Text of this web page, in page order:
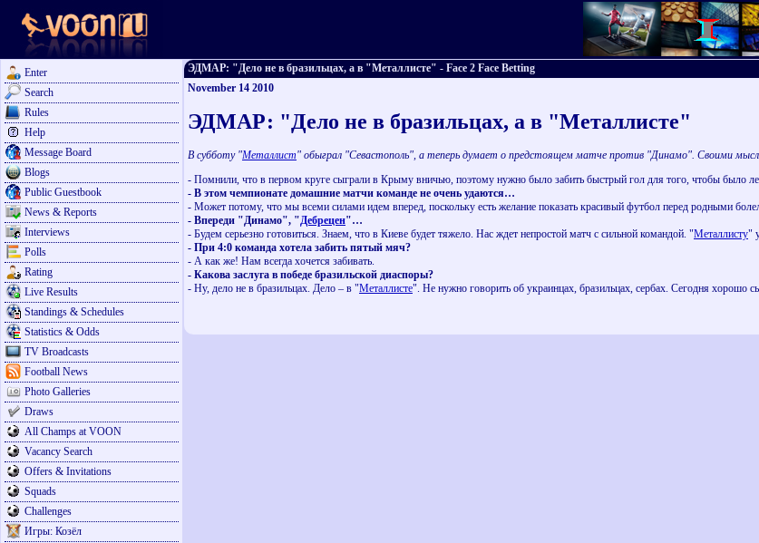
Enter
Search
Rules
Help
Message Board
Blogs
Public Guestbook
News & Reports
Interviews
Polls
Rating
Live Results
Standings & Schedules
Statistics & Odds
TV Broadcasts
Football News
Photo Galleries
Draws
All Champs at VOON
Vacancy Search
Offers & Invitations
Squads
Challenges
Игры: Козёл
ЭДМАР: "Дело не в бразильцах, а в "Металлисте" - Face 2 Face Betting
November 14 2010
ЭДМАР: "Дело не в бразильцах, а в "Металлисте"
В субботу "Металлист" обыграл "Севастополь", а теперь думает о предстоящем матче против "Динамо". Своими
- Помнили, что в первом круге сыграли в Крыму вничью, поэтому нужно было забить быстрый гол для того, чтобы было
- В этом чемпионате домашние матчи команде не очень удаются…
- Может потому, что мы всеми силами идем вперед, поскольку есть желание показать красивый футбол перед родными
- Впереди "Динамо", "Дебрецен"…
- Будем серьезно готовиться. Знаем, что в Киеве будет тяжело. Нас ждет непростой матч с сильной командой. "Металлисту"
- При 4:0 команда хотела забить пятый мяч?
- А как же! Нам всегда хочется забивать.
- Какова заслуга в победе бразильской диаспоры?
- Ну, дело не в бразильцах. Дело – в "Металлисте". Не нужно говорить об украинцах, бразильцах, сербах. Сегодня хорошо